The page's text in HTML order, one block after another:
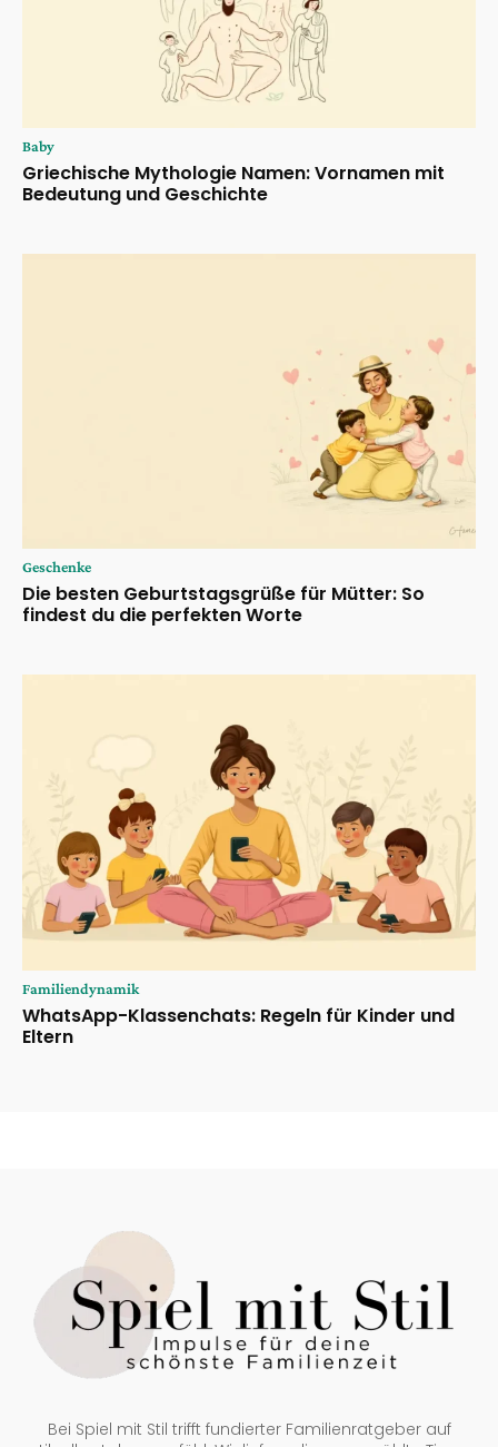
Baby
Griechische Mythologie Namen: Vornamen mit
Bedeutung und Geschichte
Geschenke
Die besten Geburtstagsgrüße für Mütter: So
findest du die perfekten Worte
Familiendynamik
WhatsApp-Klassenchats: Regeln für Kinder und
Eltern
Bei Spiel mit Stil trifft fundierter Familienratgeber auf